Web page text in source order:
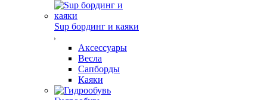
Sup бординг и каяки
Аксессуары
Весла
Сапборды
Каяки